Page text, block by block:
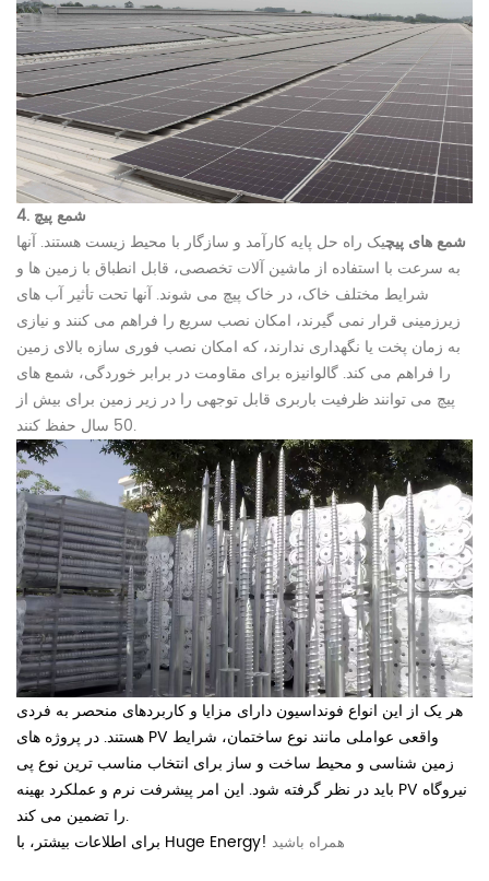
4. شمع پیچ
شمع های پیچیک راه حل پایه کارآمد و سازگار با محیط زیست هستند. آنها
به سرعت با استفاده از ماشین آلات تخصصی، قابل انطباق با زمین ها و
شرایط مختلف خاک، در خاک پیچ می شوند. آنها تحت تأثیر آب های
زیرزمینی قرار نمی گیرند، امکان نصب سریع را فراهم می کنند و نیازی
به زمان پخت یا نگهداری ندارند، که امکان نصب فوری سازه بالای زمین
را فراهم می کند. گالوانیزه برای مقاومت در برابر خوردگی، شمع های
پیچ می توانند ظرفیت باربری قابل توجهی را در زیر زمین برای بیش از
50 سال حفظ کنند.
هر یک از این انواع فونداسیون دارای مزایا و کاربردهای منحصر به فردی
هستند. در پروژه های PV واقعی عواملی مانند نوع ساختمان، شرایط
زمین شناسی و محیط ساخت و ساز برای انتخاب مناسب ترین نوع پی
باید در نظر گرفته شود. این امر پیشرفت نرم و عملکرد بهینه PV نیروگاه
را تضمین می کند.
Huge Energy! همراه باشید